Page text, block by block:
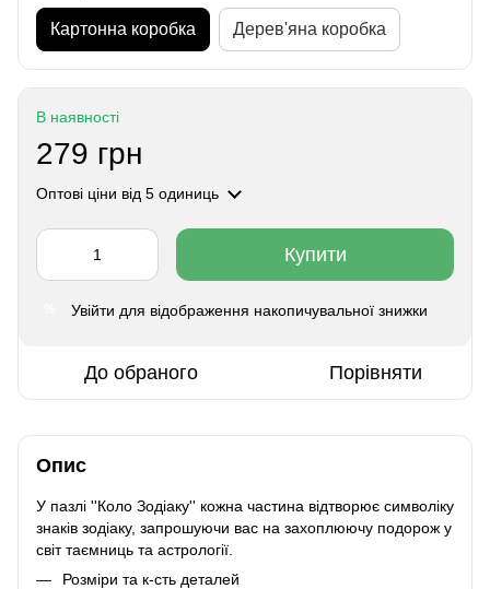
Картонна коробка Дерев'яна коробка
В наявності
279 грн
Оптові ціни від 5 одиниць
Купити
Увійти для відображення накопичувальної знижки
До обраного Порівняти
Опис
У пазлі ''Коло Зодіаку'' кожна частина відтворює символіку
знаків зодіаку, запрошуючи вас на захоплюючу подорож у
світ таємниць та астрології.
Розміри та к-сть деталей